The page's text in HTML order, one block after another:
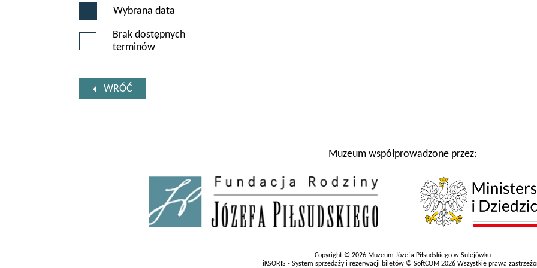
Wybrana data
Brak dostępnych
terminów
WRÓĆ
Muzeum współprowadzone przez:
Copyright © 2026 Muzeum Józefa Piłsudskiego w Sulejówku
iKSORIS - System sprzedaży i rezerwacji biletów © SoftCOM 2026 Wszystkie prawa